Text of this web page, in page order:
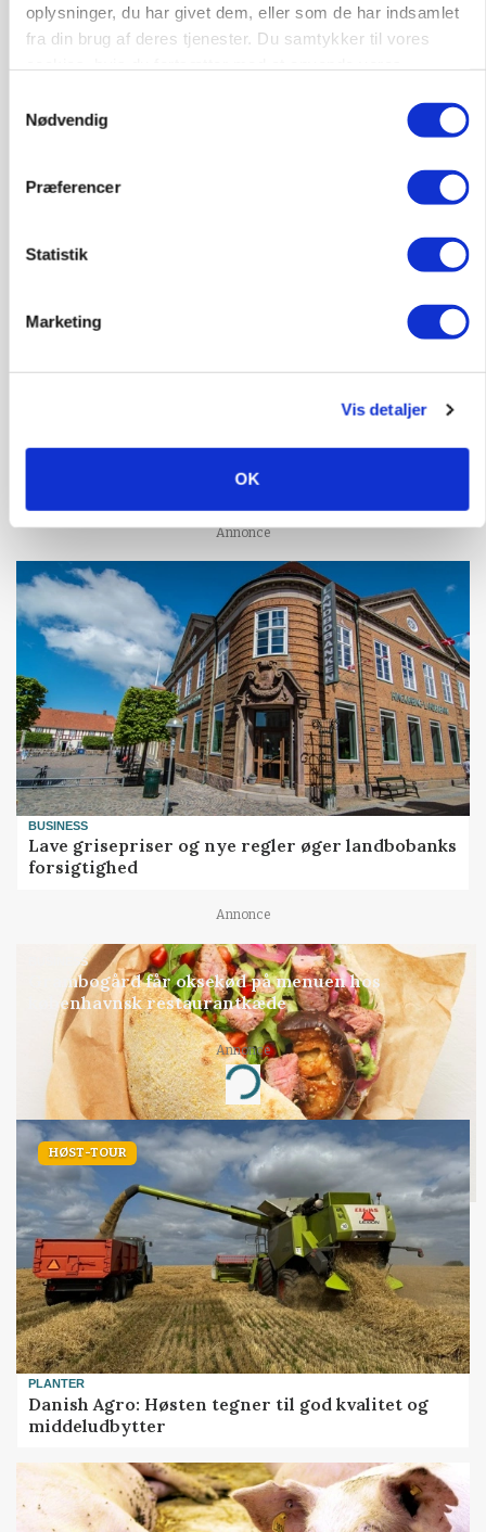
oplysninger, du har givet dem, eller som de har indsamlet
fra din brug af deres tjenester. Du samtykker til vores
Nødvendig
Præferencer
Statistik
Marketing
Vis detaljer
OK
Befriende, at topredaktør erkender, hun er
blevet klogere. Det kunne vi alle lære af
Annonce
Annonce
BUSINESS
Lave grisepriser og nye regler øger landbobanks
forsigtighed
Annonce
BUSINESS
Grambogård får oksekød på menuen hos
københavnsk restaurantkæde
Annonce
Loading...
HØST-TOUR
PLANTER
Danish Agro: Høsten tegner til god kvalitet og
middeludbytter